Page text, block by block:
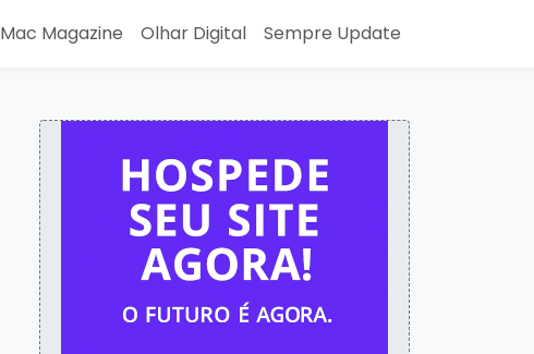
Mac Magazine Olhar Digital Sempre Update